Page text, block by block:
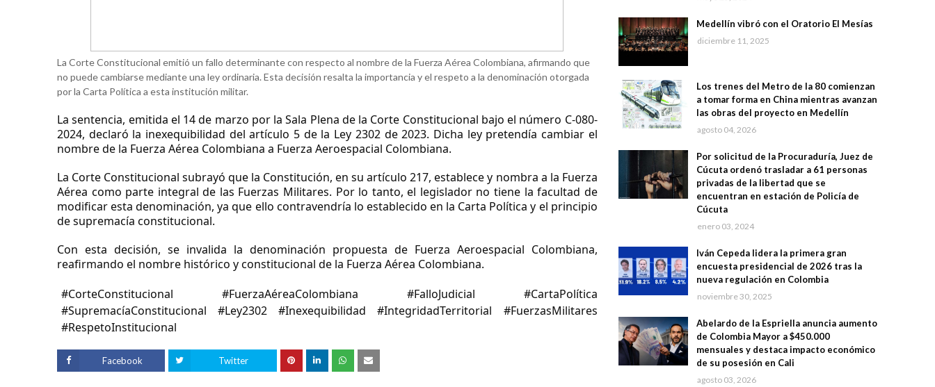
La Corte Constitucional emitió un fallo determinante con respecto al nombre de la Fuerza Aérea Colombiana, afirmando que
no puede cambiarse mediante una ley ordinaria. Esta decisión resalta la importancia y el respeto a la denominación otorgada
por la Carta Política a esta institución militar.
La sentencia, emitida el 14 de marzo por la Sala Plena de la Corte Constitucional bajo el número C-080-
2024, declaró la inexequibilidad del artículo 5 de la Ley 2302 de 2023. Dicha ley pretendía cambiar el
nombre de la Fuerza Aérea Colombiana a Fuerza Aeroespacial Colombiana.
La Corte Constitucional subrayó que la Constitución, en su artículo 217, establece y nombra a la Fuerza
Aérea como parte integral de las Fuerzas Militares. Por lo tanto, el legislador no tiene la facultad de
modificar esta denominación, ya que ello contravendría lo establecido en la Carta Política y el principio
de supremacía constitucional.
Con esta decisión, se invalida la denominación propuesta de Fuerza Aeroespacial Colombiana,
reafirmando el nombre histórico y constitucional de la Fuerza Aérea Colombiana.
#CorteConstitucional #FuerzaAéreaColombiana #FalloJudicial #CartaPolítica
#SupremacíaConstitucional #Ley2302 #Inexequibilidad #IntegridadTerritorial #FuerzasMilitares
#RespetoInstitucional
Facebook Twitter
Medellín vibró con el Oratorio El Mesías
diciembre 11, 2025
Los trenes del Metro de la 80 comienzan
a tomar forma en China mientras avanzan
las obras del proyecto en Medellín
agosto 04, 2026
Por solicitud de la Procuraduría, Juez de
Cúcuta ordenó trasladar a 61 personas
privadas de la libertad que se
encuentran en estación de Policía de
Cúcuta
enero 03, 2024
Iván Cepeda lidera la primera gran
encuesta presidencial de 2026 tras la
nueva regulación en Colombia
noviembre 30, 2025
Abelardo de la Espriella anuncia aumento
de Colombia Mayor a $450.000
mensuales y destaca impacto económico
de su posesión en Cali
agosto 03, 2026